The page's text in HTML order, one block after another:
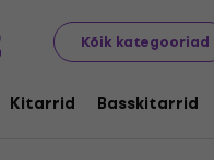
Kõik kategooriad
Kitarrid Basskitarrid
Häälestamine